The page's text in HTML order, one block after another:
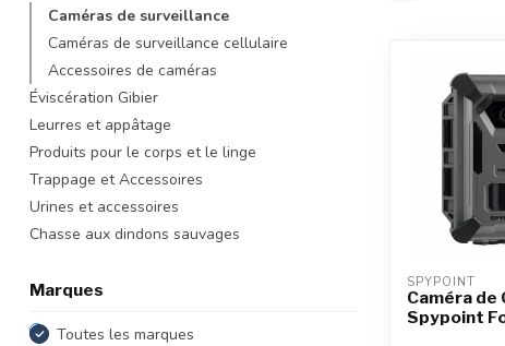
Caméras de surveillance
Caméras de surveillance cellulaire
Accessoires de caméras
Éviscération Gibier
Leurres et appâtage
Produits pour le corps et le linge
Trappage et Accessoires
Urines et accessoires
Chasse aux dindons sauvages
Marques
Toutes les marques
SPYPOINT
Caméra de
Spypoint